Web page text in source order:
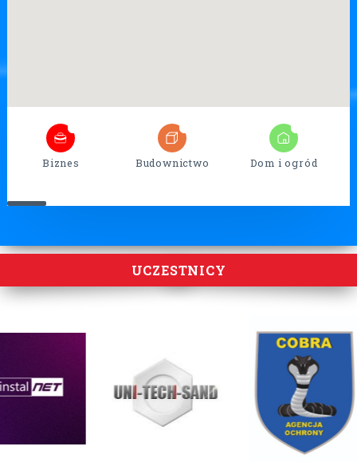
Biznes Budownictwo Dom i ogród
UCZESTNICY